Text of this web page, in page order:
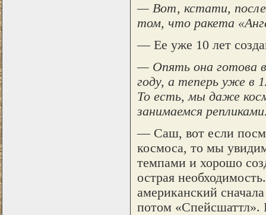
— Вот, кстати,
том, что ракета
— Ее уже 10 лет
— Опять она готова
году, а теперь уже в
То есть, мы даже
занимаемся
— Саш, вот если
космоса, то мы
темпами и хорошо
острая
американский
потом «Спейсшаттл».